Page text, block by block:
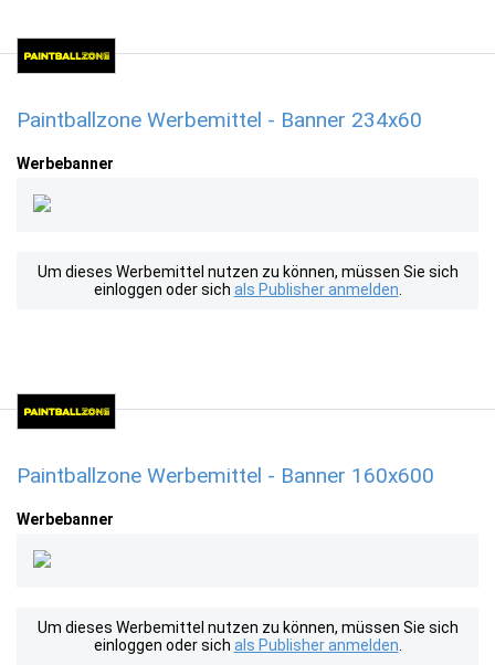
Paintballzone Werbemittel - Banner 234x60
Werbebanner
Um dieses Werbemittel nutzen zu können, müssen Sie sich
einloggen oder sich als Publisher anmelden
Paintballzone Werbemittel - Banner 160x600
Werbebanner
Um dieses Werbemittel nutzen zu können, müssen Sie sich
einloggen oder sich als Publisher anmelden